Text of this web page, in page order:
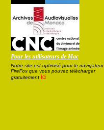
Pour les utilisateurs de Mac
Notre site est optimisé pour le navigateur
FireFox que vous pouvez télécharger
gratuitement ici